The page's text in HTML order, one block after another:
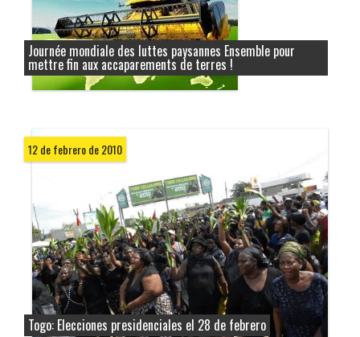
Journée mondiale des luttes paysannes Ensemble pour
mettre fin aux accaparements de terres !
12 de febrero de 2010
Togo: Elecciones presidenciales el 28 de febrero